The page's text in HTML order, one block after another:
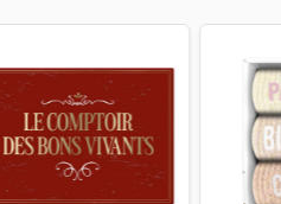
Previous